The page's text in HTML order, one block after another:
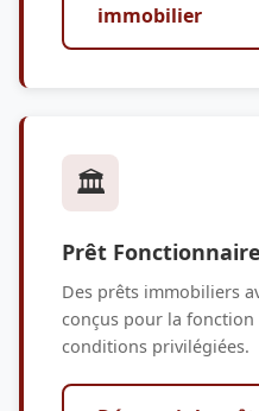
immobilier
🏛️
Prêt
Des prêts immobiliers
conçus pour la fonction
conditions privilégiées.